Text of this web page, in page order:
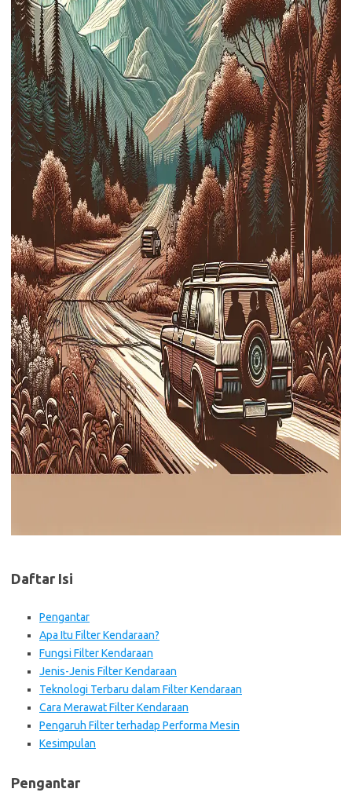
Daftar Isi
Pengantar
Apa Itu Filter Kendaraan?
Fungsi Filter Kendaraan
Jenis-Jenis Filter Kendaraan
Teknologi Terbaru dalam Filter Kendaraan
Cara Merawat Filter Kendaraan
Pengaruh Filter terhadap Performa Mesin
Kesimpulan
Pengantar